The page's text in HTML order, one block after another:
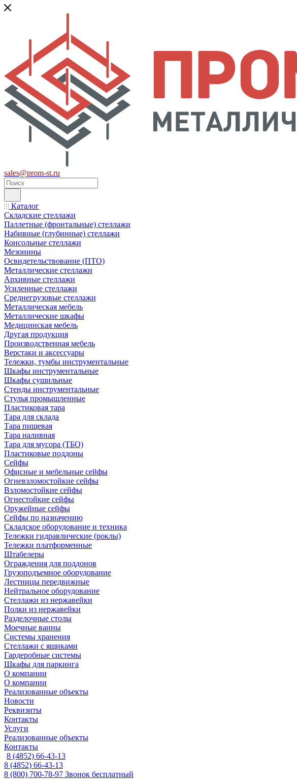
sales@prom-st.ru
Каталог
Складские стеллажи
Паллетные (фронтальные) стеллажи
Набивные (глубинные) стеллажи
Консольные стеллажи
Мезонины
Освидетельствование (ПТО)
Металлические стеллажи
Архивные стеллажи
Усиленные стеллажи
Среднегрузовые стеллажи
Металлическая мебель
Металлические шкафы
Медицинская мебель
Другая продукция
Производственная мебель
Верстаки и аксессуары
Тележки, тумбы инструментальные
Шкафы инструментальные
Шкафы сушильные
Стенды инструментальные
Cтулья промышленные
Пластиковая тара
Тара для склада
Тара пищевая
Тара наливная
Тара для мусора (ТБО)
Пластиковые поддоны
Сейфы
Офисные и мебельные сейфы
Огневзломостойкие сейфы
Взломостойкие сейфы
Огнестойкие сейфы
Оружейные сейфы
Сейфы по назначению
Складское оборудование и техника
Тележки гидравлические (роклы)
Тележки платформенные
Штабелеры
Ограждения для поддонов
Грузоподъемное оборудование
Лестницы передвижные
Нейтральное оборудование
Стеллажи из нержавейки
Полки из нержавейки
Разделочные столы
Моечные ванны
Системы хранения
Стеллажи с ящиками
Гардеробные системы
Шкафы для паркинга
О компании
О компании
Реализованные объекты
Новости
Реквизиты
Контакты
Услуги
Реализованные объекты
Контакты
8 (4852) 66-43-13
8 (4852) 66-43-13
8 (800) 700-78-97 Звонок бесплатный